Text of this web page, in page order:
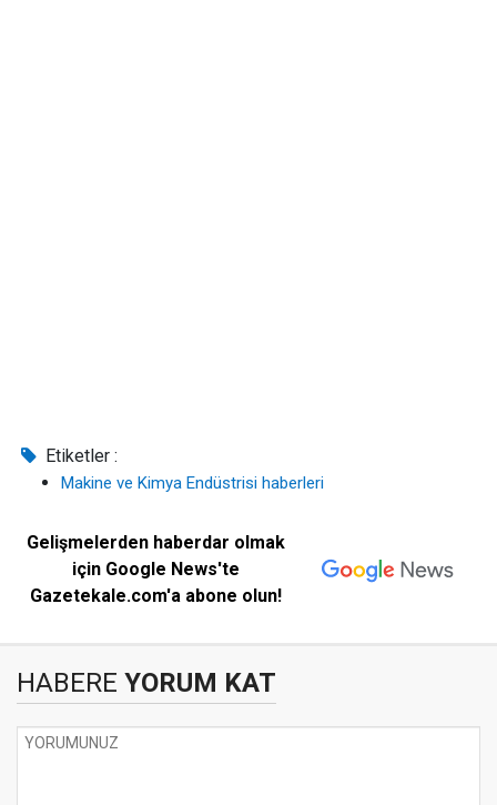
Etiketler :
Makine ve Kimya Endüstrisi haberleri
Gelişmelerden haberdar olmak
için Google News'te
Gazetekale.com'a abone olun!
HABERE YORUM KAT